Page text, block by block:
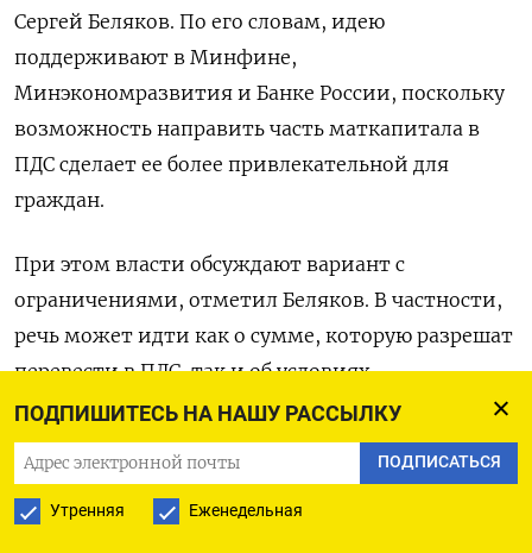
ПОДПИШИТЕСЬ НА НАШУ РАССЫЛКУ
ПОДПИСАТЬСЯ
Утренняя Еженедельная
Сергей Беляков. По его словам, идею
поддерживают в Минфине,
Минэкономразвития и Банке России, поскольку
возможность направить часть маткапитала в
ПДС сделает ее более привлекательной для
граждан.
При этом власти обсуждают вариант с
ограничениями, отметил Беляков. В частности,
речь может идти как о сумме, которую разрешат
перевести в ПДС, так и об условиях
последующего использования этих средств. Если
власти утвердят инициативу, все необходимые
поправки в законодательство будут приняты до
конца осенней сессии Госдумы, подчеркнул глава